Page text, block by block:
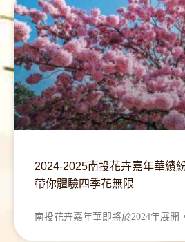
2024-2025南投花卉嘉年華繽
帶你體驗四季花無限
南投花卉嘉年華即將於2024年展開